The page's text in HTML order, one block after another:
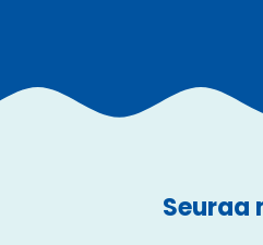
Seuraa